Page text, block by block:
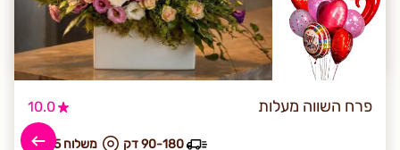
פרח השווה מעלות 10.0
₪ משלוח 45 90-180 דק